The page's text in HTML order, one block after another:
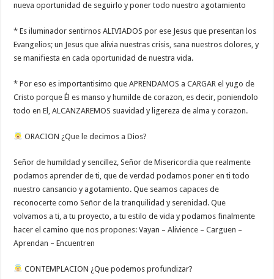
nueva oportunidad de seguirlo y poner todo nuestro agotamiento
* Es iluminador sentirnos ALIVIADOS por ese Jesus que presentan los
Evangelios; un Jesus que alivia nuestras crisis, sana nuestros dolores, y
se manifiesta en cada oportunidad de nuestra vida.
* Por eso es importantisimo que APRENDAMOS a CARGAR el yugo de
Cristo porque Él es manso y humilde de corazon, es decir, poniendolo
todo en El, ALCANZAREMOS suavidad y ligereza de alma y corazon.
ORACION ¿Que le decimos a Dios?
Señor de humildad y sencillez, Señor de Misericordia que realmente
podamos aprender de ti, que de verdad podamos poner en ti todo
nuestro cansancio y agotamiento. Que seamos capaces de
reconocerte como Señor de la tranquilidad y serenidad. Que
volvamos a ti, a tu proyecto, a tu estilo de vida y podamos finalmente
hacer el camino que nos propones: Vayan – Alivience – Carguen –
Aprendan – Encuentren
CONTEMPLACION ¿Que podemos profundizar?